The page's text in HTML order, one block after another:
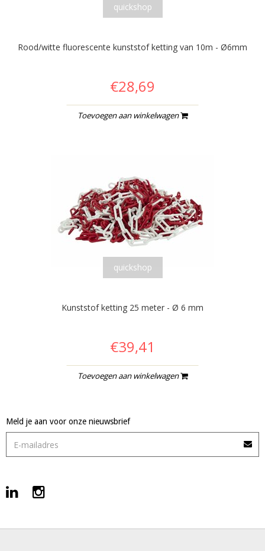
quickshop
Rood/witte fluorescente kunststof ketting van 10m - Ø6mm
€28,69
Toevoegen aan winkelwagen
quickshop
Kunststof ketting 25 meter - Ø 6 mm
€39,41
Toevoegen aan winkelwagen
Meld je aan voor onze nieuwsbrief